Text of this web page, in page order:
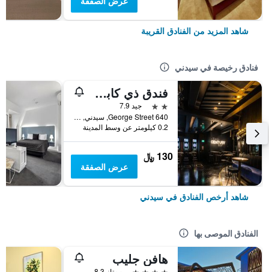
شاهد المزيد من الفنادق القريبة
فنادق رخيصة في سيدني
فندق ذي كابسول
2 نجمتين
جيد 7.9
640 George Street, سيدني, NSW, أستراليا
0.2 كيلومتر عن وسط المدينة
130 ﷼
عرض الصفقة
شاهد أرخص الفنادق في سيدني
الفنادق الموصى بها
هافن جليب